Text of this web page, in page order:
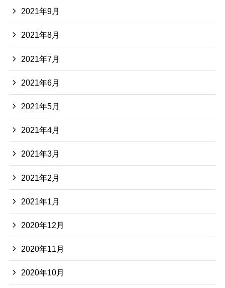
2021年9月
2021年8月
2021年7月
2021年6月
2021年5月
2021年4月
2021年3月
2021年2月
2021年1月
2020年12月
2020年11月
2020年10月